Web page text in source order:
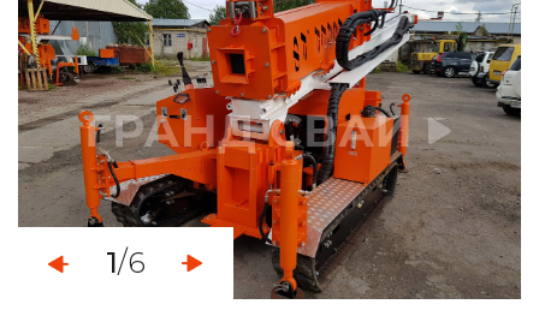
демонтаж свайных фундаментов
установка винтовых свайных опор
услуги по ремонту фундамента
укрепление ленточного фундамента
работа с любыми типами грунта
1/6